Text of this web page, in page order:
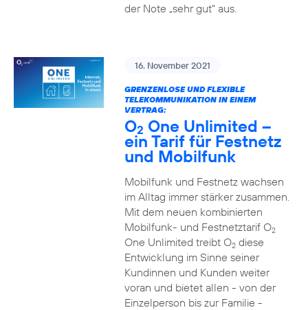
der Note „sehr gut“ aus.
16. November 2021
GRENZENLOSE UND FLEXIBLE
TELEKOMMUNIKATION IN EINEM
VERTRAG:
O2 One Unlimited –
ein Tarif für Festnetz
und Mobilfunk
Mobilfunk und Festnetz wachsen
im Alltag immer stärker zusammen.
Mit dem neuen kombinierten
Mobilfunk- und Festnetztarif O2
One Unlimited treibt O2diese
Entwicklung im Sinne seiner
Kundinnen und Kunden weiter
voran und bietet allen - von der
Einzelperson bis zur Familie -